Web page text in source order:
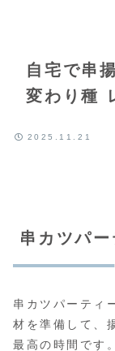
自宅で串
変わり種
2025.11.21
串カツパ
串カツパーティ
材を準備して、
最高の時間です。